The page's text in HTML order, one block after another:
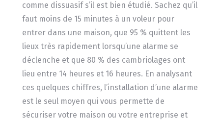
comme dissuasif s’il est bien étudié. Sachez qu’il
faut moins de 15 minutes à un voleur pour
entrer dans une maison, que 95 % quittent les
lieux très rapidement lorsqu’une alarme se
déclenche et que 80 % des cambriolages ont
lieu entre 14 heures et 16 heures. En analysant
ces quelques chiffres, l’installation d’une alarme
est le seul moyen qui vous permette de
sécuriser votre maison ou votre entreprise et